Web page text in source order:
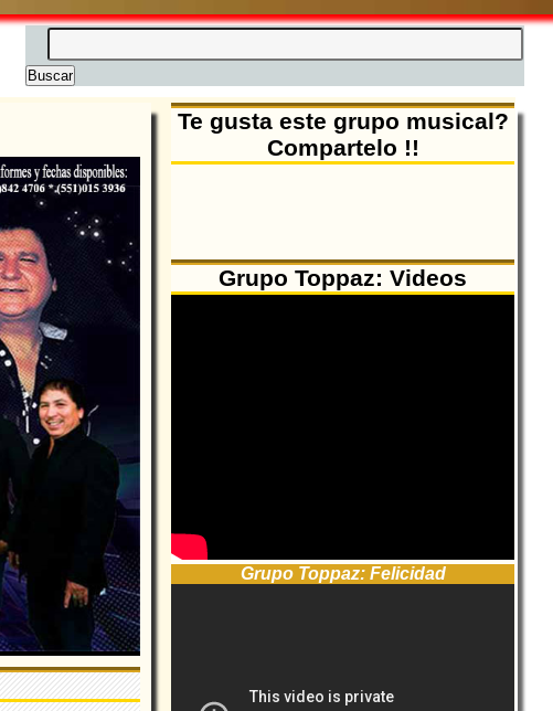
Te gusta este grupo musical?
Compartelo !!
Grupo Toppaz: Videos
Grupo Toppaz: Felicidad